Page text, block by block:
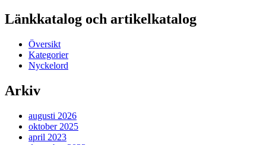
Länkkatalog och artikelkatalog
Översikt
Kategorier
Nyckelord
Arkiv
augusti 2026
oktober 2025
april 2023